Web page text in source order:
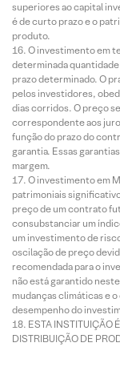
superiores ao capital
é de curto prazo e o
produto.
O investimento em
determinada quantidade
prazo determinado. O
pelos investidores,
dias corridos. O preço
correspondente aos
função do prazo do
garantia. Essas
margem.
O investimento em
patrimoniais
preço de um contrato
consubstanciar um
um investimento de
oscilação de preço
recomendada para o
não está garantido
mudanças climáticas e
desempenho do
ESTA INSTITUIÇÃO
DISTRIBUIÇÃO DE